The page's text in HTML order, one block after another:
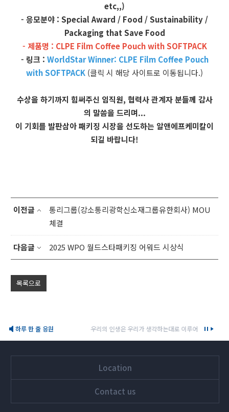
etc,,)
- 응모분야 : Special Award / Food / Sustainability /
Packaging that Save Food
- 제품명 : CLPE Film Coffee Pouch with SOFTPACK
- 링크 : WorldStar Winner: CLPE Film Coffee Pouch
with SOFTPACK (클릭 시 해당 사이트로 이동됩니다.)
수상을 하기까지 힘써주신 임직원, 협력사 관계자 분들께 감사
의 말씀을 드리며...
이 기회를 발판삼아 패키징 시장을 선도하는 알앤에프케미칼이
되길 바랍니다!
이전글
통리그룹(강소통리광학신소재그룹유한회사) MOU
체결
다음글 2025 WPO 월드스타패키징 어워드 시상식
목록으로
하루 한 줄 응원 우리의 인생은 우리가 생각하는대로 이루어진다. 지금
Location
Contact us